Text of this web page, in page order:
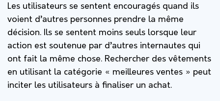
Les utilisateurs se sentent encouragés quand ils
voient d’autres personnes prendre la même
décision. Ils se sentent moins seuls lorsque leur
action est soutenue par d’autres internautes qui
ont fait la même chose. Rechercher des vêtements
en utilisant la catégorie « meilleures ventes » peut
inciter les utilisateurs à finaliser un achat.